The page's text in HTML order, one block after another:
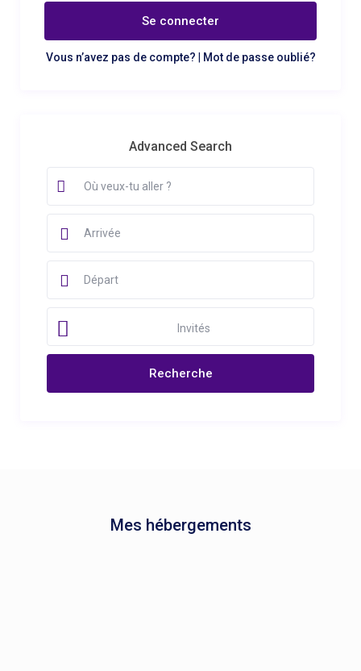
Se connecter
Vous n’avez pas de compte? Mot de passe oublié?
Advanced Search
Invités
Mes hébergements